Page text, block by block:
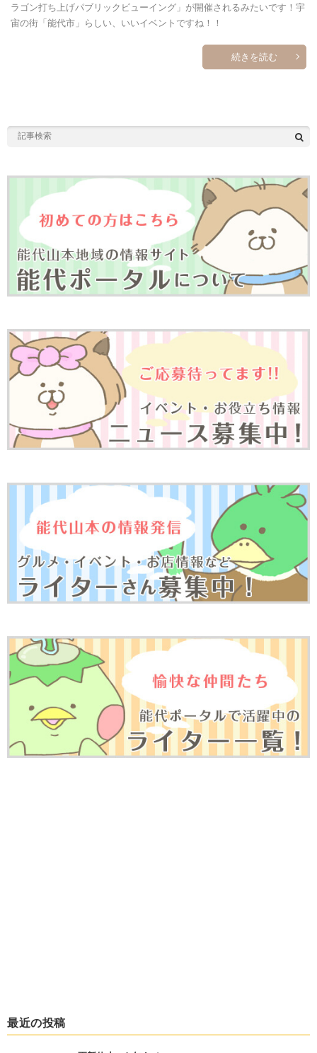
ラゴン打ち上げパブリックビューイング」が開催されるみたいです！宇
宙の街「能代市」らしい、いいイベントですね！！
続きを読む
最近の投稿